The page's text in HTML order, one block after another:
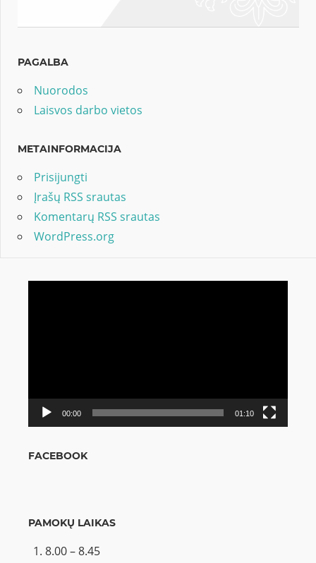
PAGALBA
Nuorodos
Laisvos darbo vietos
METAINFORMACIJA
Prisijungti
Įrašų RSS srautas
Komentarų RSS srautas
WordPress.org
00:00 01:10
FACEBOOK
PAMOKŲ LAIKAS
8.00 – 8.45